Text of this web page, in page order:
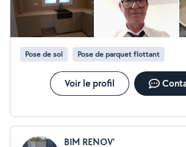
Pose de sol Pose de parquet flottant
Voir le profil
BIM RENOV'